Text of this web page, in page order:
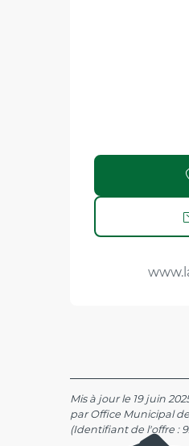
Mis à jour le 19 juin
par Office Municipal
(Identifiant de l'offre :